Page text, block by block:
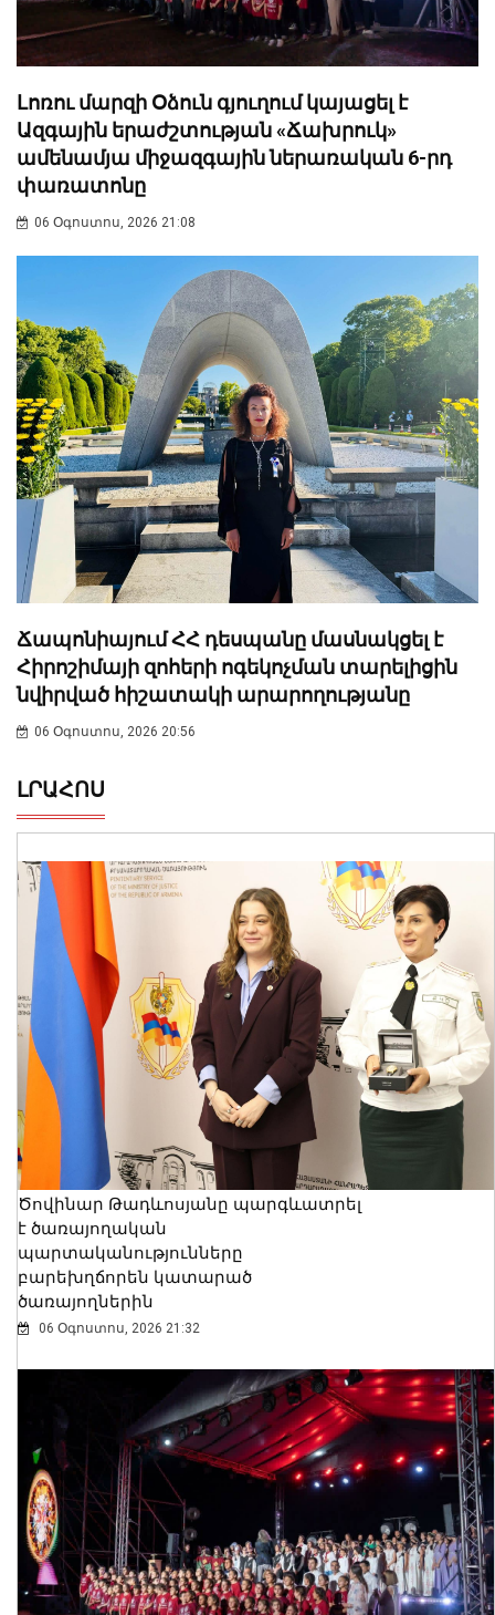
Լոռու մարզի Օձուն գյուղում կայացել է
Ազգային երաժշտության «Ճախրուկ»
ամենամյա միջազգային ներառական 6-րդ
փառատոնը
06 Օգոստոս, 2026 21:08
Ճապոնիայում ՀՀ դեսպանը մասնակցել է
Հիրոշիմայի զոհերի ոգեկոչման տարելիցին
նվիրված հիշատակի արարողությանը
06 Օգոստոս, 2026 20:56
ԼՐԱՀՈՍ
Ծովինար Թադևոսյանը պարգևատրել
է ծառայողական
պարտականությունները
բարեխղճորեն կատարած
ծառայողներին
06 Օգոստոս, 2026 21:32